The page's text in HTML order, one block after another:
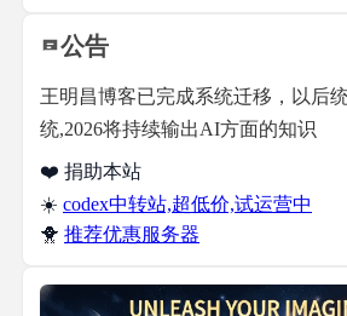
公告
王明昌博客已完成系统迁移，以后
统,2026将持续输出AI方面的知识
❤️ 捐助本站
☀️ codex中转站,超低价,试运营中
🐥 推荐优惠服务器